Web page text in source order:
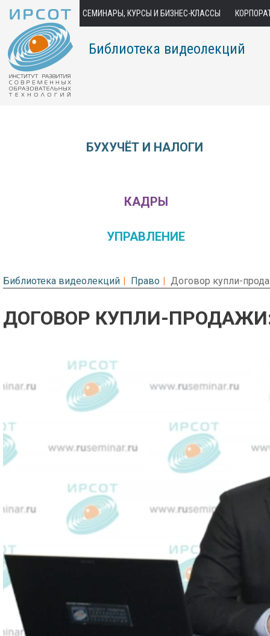
СЕМИНАРЫ, КУРСЫ И БИЗНЕС-КЛАССЫ
Библиотека видеолекций
БУХУЧЁТ И НАЛОГИ
КАДРЫ
УПРАВЛЕНИЕ
Библиотека видеолекций Право Договор купли-
ДОГОВОР КУПЛИ-
Предварительный просмотр.